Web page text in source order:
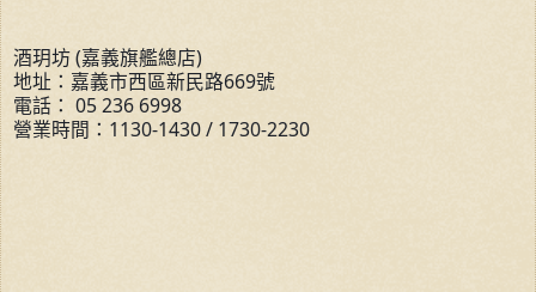
酒玥坊 (嘉義旗艦總店)
地址：嘉義市西區新民路669號
電話： 05 236 6998
營業時間：1130-1430 / 1730-2230